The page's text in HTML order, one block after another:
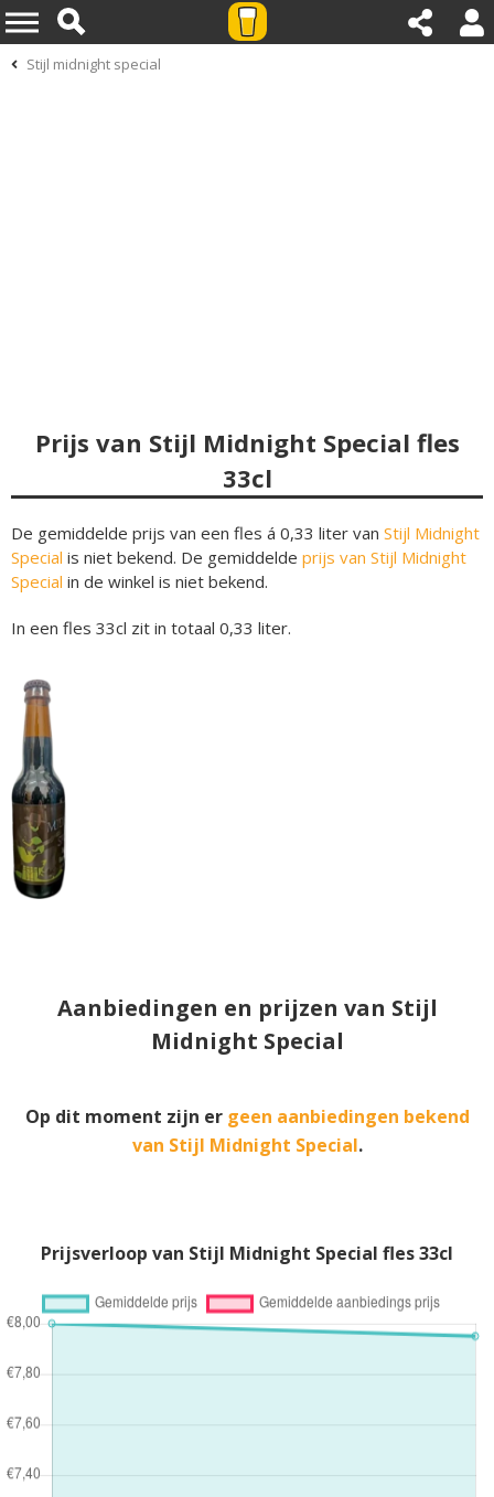
Stijl midnight special
Prijs van Stijl Midnight Special fles
33cl
De gemiddelde prijs van een fles á 0,33 liter van Stijl Midnight
Special is niet bekend. De gemiddelde prijs van Stijl Midnight
Special in de winkel is niet bekend.
In een fles 33cl zit in totaal 0,33 liter.
Aanbiedingen en prijzen van Stijl
Midnight Special
Op dit moment zijn er geen aanbiedingen bekend
van Stijl Midnight Special.
Prijsverloop van Stijl Midnight Special fles 33cl